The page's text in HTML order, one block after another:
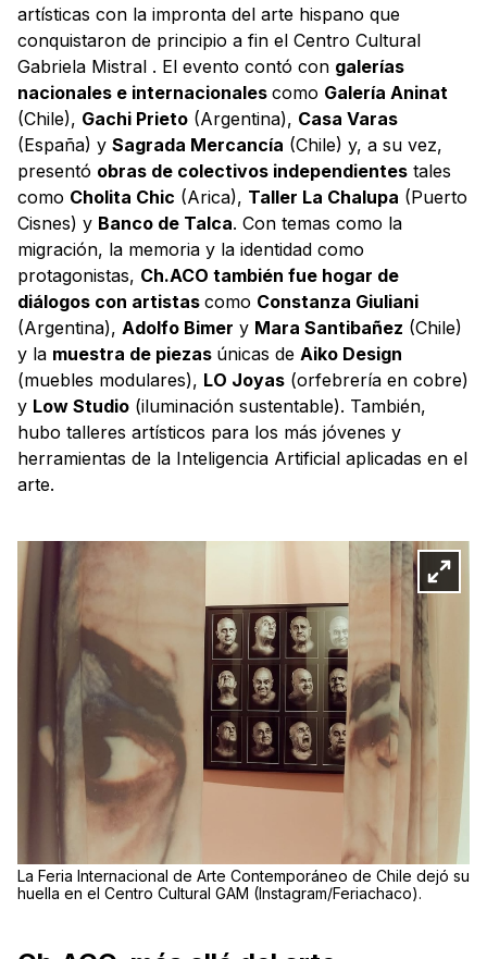
artísticas con la impronta del arte hispano que
conquistaron de principio a fin el Centro Cultural
Gabriela Mistral . El evento contó con galerías
nacionales e internacionales como Galería Aninat
(Chile), Gachi Prieto (Argentina), Casa Varas
(España) y Sagrada Mercancía (Chile) y, a su vez,
presentó obras de colectivos independientes tales
como Cholita Chic (Arica), Taller La Chalupa (Puerto
Cisnes) y Banco de Talca. Con temas como la
migración, la memoria y la identidad como
protagonistas, Ch.ACO también fue hogar de
diálogos con artistas como Constanza Giuliani
(Argentina), Adolfo Bimer y Mara Santibañez (Chile)
y la muestra de piezas únicas de Aiko Design
(muebles modulares), LO Joyas (orfebrería en cobre)
y Low Studio (iluminación sustentable). También,
hubo talleres artísticos para los más jóvenes y
herramientas de la Inteligencia Artificial aplicadas en el
arte.
La Feria Internacional de Arte Contemporáneo de Chile dejó su
huella en el Centro Cultural GAM (Instagram/Feriachaco).